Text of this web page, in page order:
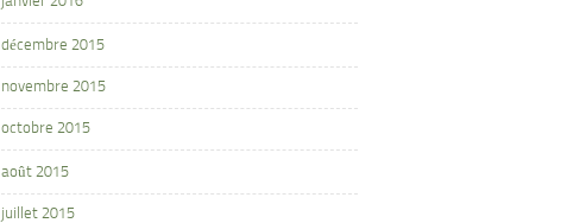
décembre 2015
novembre 2015
octobre 2015
août 2015
juillet 2015